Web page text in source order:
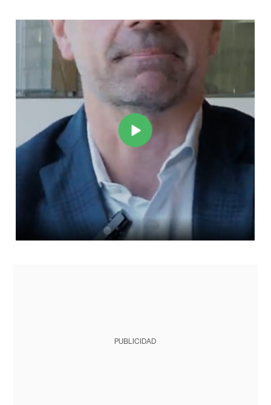
PUBLICIDAD